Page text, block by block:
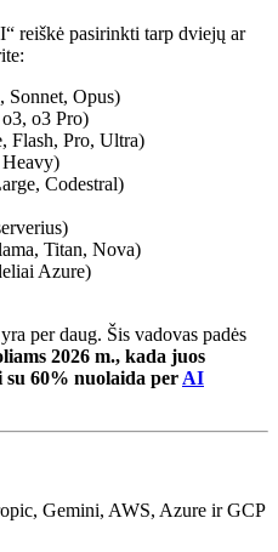
reiškė pasirinkti tarp dviejų ar
Sonnet, Opus)
o3 Pro)
Flash, Pro, Ultra)
Codestral)
Titan, Nova)
Azure)
per daug. Šis vadovas padės
2026 m., kada juos
60% nuolaida per AI
Gemini, AWS, Azure ir GCP